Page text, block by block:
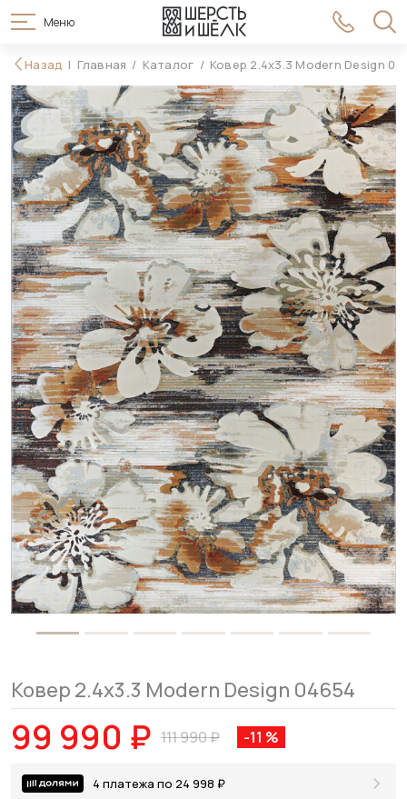
Меню
99 990 ₽ 111 990 ₽ В корзину
Назад Главная Каталог Ковер 2.4x3.3 Modern Design
Ковер 2.4x3.3 Modern Design 04654
99 990 ₽ 111 990 ₽ -11 %
4 платежа по 24 998 ₽